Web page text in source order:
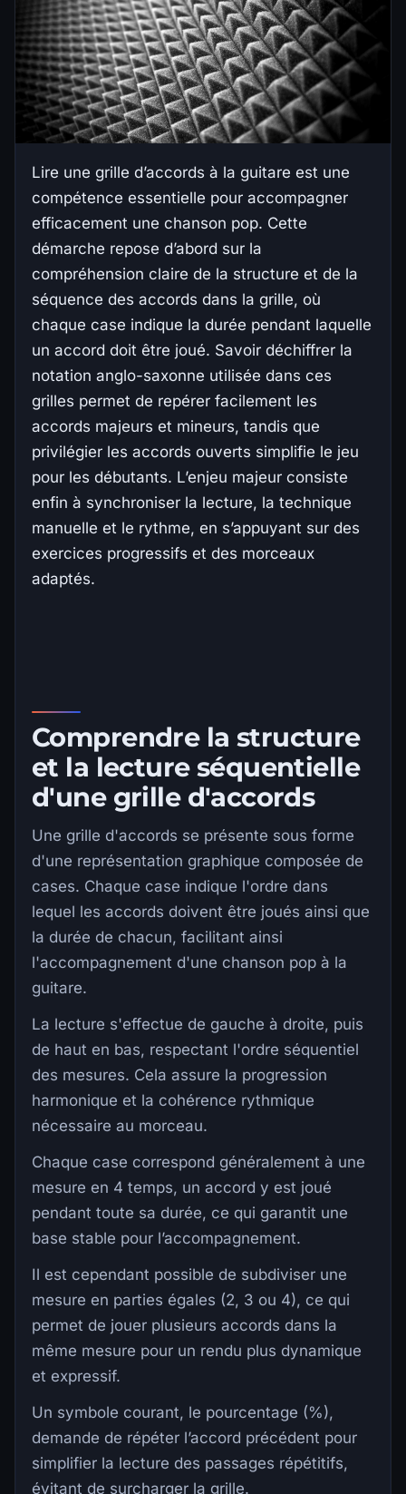
Lire une grille d’accords à la guitare est une
compétence essentielle pour accompagner
efficacement une chanson pop. Cette
démarche repose d’abord sur la
compréhension claire de la structure et de la
séquence des accords dans la grille, où
chaque case indique la durée pendant laquelle
un accord doit être joué. Savoir déchiffrer la
notation anglo-saxonne utilisée dans ces
grilles permet de repérer facilement les
accords majeurs et mineurs, tandis que
privilégier les accords ouverts simplifie le jeu
pour les débutants. L’enjeu majeur consiste
enfin à synchroniser la lecture, la technique
manuelle et le rythme, en s’appuyant sur des
exercices progressifs et des morceaux
adaptés.
Comprendre la structure
et la lecture séquentielle
d'une grille d'accords
Une grille d'accords se présente sous forme
d'une représentation graphique composée de
cases. Chaque case indique l'ordre dans
lequel les accords doivent être joués ainsi que
la durée de chacun, facilitant ainsi
l'accompagnement d'une chanson pop à la
guitare.
La lecture s'effectue de gauche à droite, puis
de haut en bas, respectant l'ordre séquentiel
des mesures. Cela assure la progression
harmonique et la cohérence rythmique
nécessaire au morceau.
Chaque case correspond généralement à une
mesure en 4 temps, un accord y est joué
pendant toute sa durée, ce qui garantit une
base stable pour l’accompagnement.
Il est cependant possible de subdiviser une
mesure en parties égales (2, 3 ou 4), ce qui
permet de jouer plusieurs accords dans la
même mesure pour un rendu plus dynamique
et expressif.
Un symbole courant, le pourcentage (%),
demande de répéter l’accord précédent pour
simplifier la lecture des passages répétitifs,
évitant de surcharger la grille.